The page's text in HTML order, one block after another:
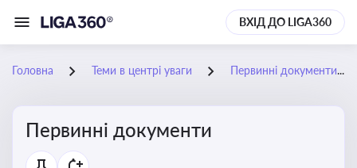
ВХІД ДО LIGA360
Головна Теми в центрі уваги Первинні документи
Первинні документи